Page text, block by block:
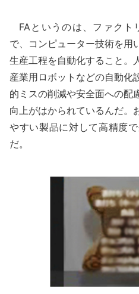
FAというのは、ファクト
で、コンピューター技術を用
生産工程を自動化すること。
産業用ロボットなどの自動化
的ミスの削減や安全面への配
向上がはかられているんだ。
やすい製品に対して高精度
だ。